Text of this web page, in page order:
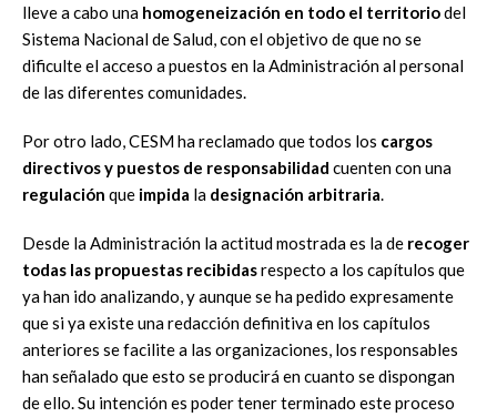
lleve a cabo una homogeneización en todo el territoriodel
Sistema Nacional de Salud, con el objetivo de que no se
dificulte el acceso a puestos en la Administración al personal
de las diferentes comunidades.
Por otro lado, CESM ha reclamado que todos los cargos
directivos y puestos de responsabilidad cuenten con una
regulación que impida la designación arbitraria.
Desde la Administración la actitud mostrada es la de recoger
todas las propuestas recibidasrespecto a los capítulos que
ya han ido analizando, y aunque se ha pedido expresamente
que si ya existe una redacción definitiva en los capítulos
anteriores se facilite a las organizaciones, los responsables
han señalado que esto se producirá en cuanto se dispongan
de ello. Su intención es poder tener terminado este proceso